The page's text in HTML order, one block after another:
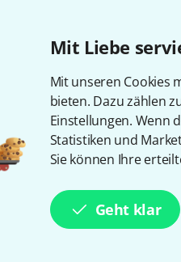
Mit Liebe
Mit unseren Cookies
bieten. Dazu zählen
Einstellungen. Wenn
Statistiken und
Sie können Ihre
Geht klar